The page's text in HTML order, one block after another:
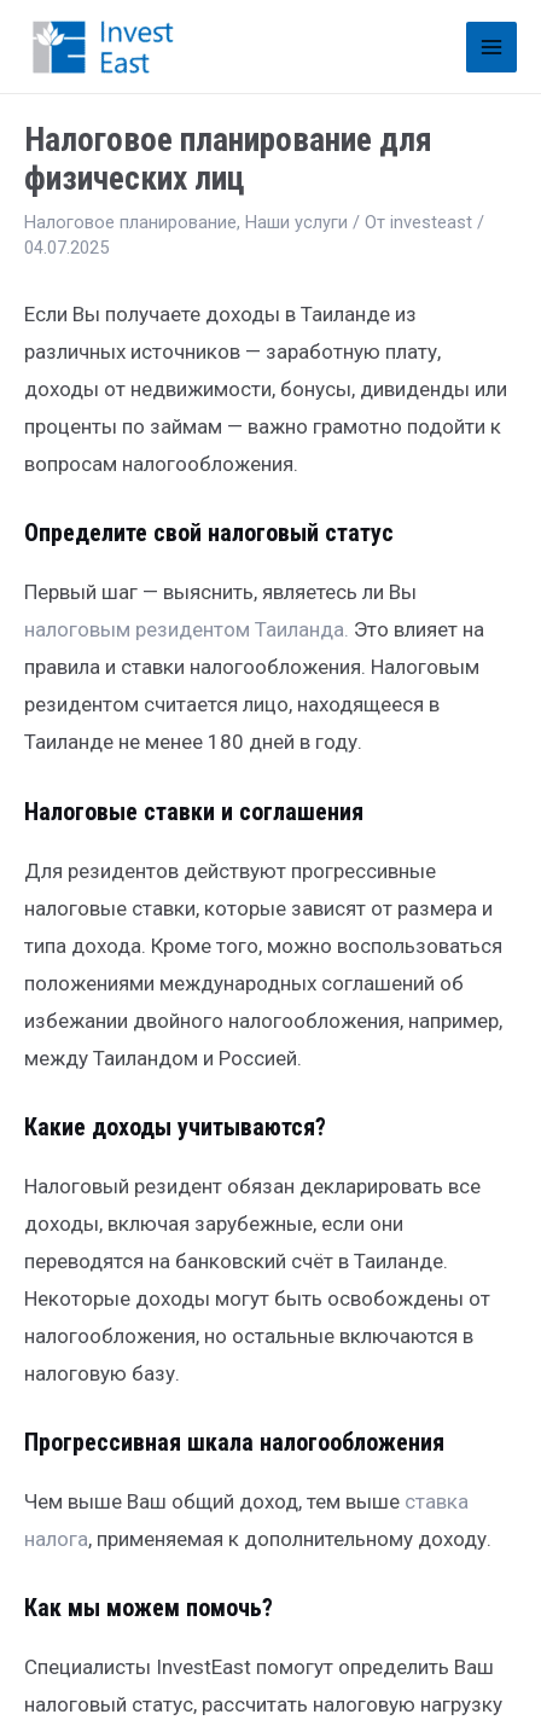
Налоговое планирование для
физических лиц
Налоговое планирование, Наши услуги / От investeast /
04.07.2025
Если Вы получаете доходы в Таиланде из
различных источников — заработную плату,
доходы от недвижимости, бонусы, дивиденды или
проценты по займам — важно грамотно подойти к
вопросам налогообложения.
Определите свой налоговый статус
Первый шаг — выяснить, являетесь ли Вы
налоговым резидентом Таиланда. Это влияет на
правила и ставки налогообложения. Налоговым
резидентом считается лицо, находящееся в
Таиланде не менее 180 дней в году.
Налоговые ставки и соглашения
Для резидентов действуют прогрессивные
налоговые ставки, которые зависят от размера и
типа дохода. Кроме того, можно воспользоваться
положениями международных соглашений об
избежании двойного налогообложения, например,
между Таиландом и Россией.
Какие доходы учитываются?
Налоговый резидент обязан декларировать все
доходы, включая зарубежные, если они
переводятся на банковский счёт в Таиланде.
Некоторые доходы могут быть освобождены от
налогообложения, но остальные включаются в
налоговую базу.
Прогрессивная шкала налогообложения
Чем выше Ваш общий доход, тем выше ставка
налога, применяемая к дополнительному доходу.
Как мы можем помочь?
Специалисты InvestEast помогут определить Ваш
налоговый статус, рассчитать налоговую нагрузку